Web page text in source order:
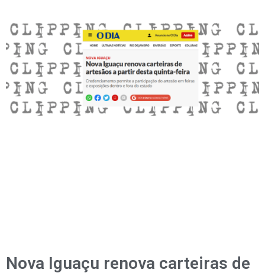
Nova Iguaçu renova carteiras de